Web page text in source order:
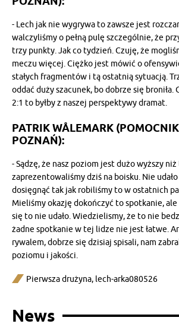
- Lech jak nie wygrywa to zawsze jest
walczyliśmy o pełną pulę szczególnie, że
trzy punkty. Jak co tydzień. Czuję, że
meczu więcej. Ciężko jest mówić o
stałych fragmentów i tą ostatnią sytuacją.
oddać duży szacunek, bo dobrze się broniła.
2:1 to byłby z naszej perspektywy dramat.
PATRIK WÅLEMARK
POZNAŃ):
- Sądzę, że nasz poziom jest dużo wyższy
zaprezentowaliśmy dziś na boisku. Nie
dosięgnąć tak jak robiliśmy to w ostatnich
Mieliśmy okazję dokończyć to spotkanie,
się to nie udało. Wiedzielismy, że to nie
żadne spotkanie w tej lidze nie jest łatwe.
rywalem, dobrze się dzisiaj spisali, nam
poziomu i jakości.
Pierwsza drużyna, lech-arka080526
News